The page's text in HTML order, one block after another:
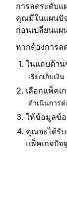
การลดระดับ
คุณมีในแผนปั
ก่อนเปลี่ยนแ
หากต้องการ
ในแถบด้า
เรียกเก็บเงิน
เลือกแพ็คเ
ดำเนินการต่
ให้ข้อมูลข้อ
คุณจะได้รั
แพ็คเกจปั